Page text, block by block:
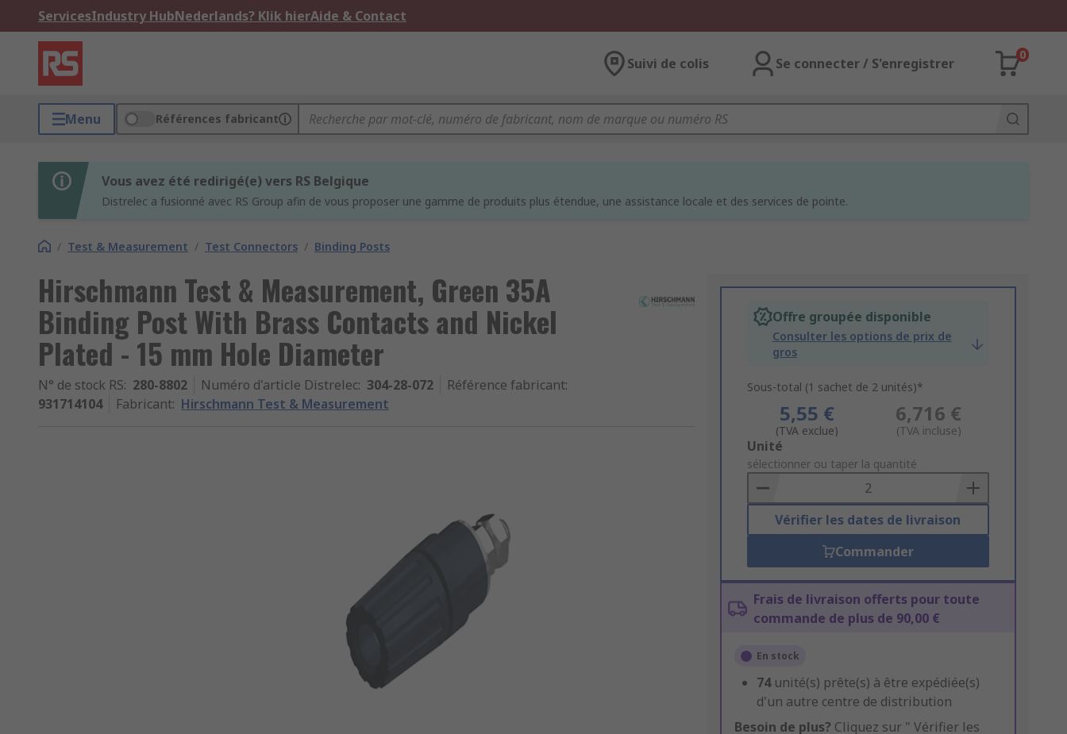
ServicesIndustry HubNederlands? Klik hierAide & Contact
Suivi de colis Se connecter / S'enregistrer
0
Menu Références fabricant
Vous avez été redirigé(e) vers RS Belgique
Distrelec a fusionné avec RS Group afin de vous proposer une gamme de produits plus étendue, une assistance locale et des services de pointe.
/ Test & Measurement / Test Connectors / Binding Posts
Hirschmann Test & Measurement, Green 35A
Binding Post With Brass Contacts and Nickel
Plated - 15 mm Hole Diameter
N° de stock RS: 280-8802 Numéro d'article Distrelec: 304-28-072 Référence fabricant:
931714104
Fabricant: Hirschmann Test & Measurement
Offre groupée disponible
Consulter les options de prix de
gros
Sous-total (1 sachet de 2 unités)*
5,55 €
(TVA exclue)
6,716 €
(TVA incluse)
Add
to
Basket
Unité
sélectionner ou taper la quantité
Vérifier les dates de livraison
Commander
Frais de livraison offerts pour toute
commande de plus de 90,00 €
En stock
74 unité(s) prête(s) à être expédiée(s)
d'un autre centre de distribution
Besoin de plus? Cliquez sur " Vérifier les